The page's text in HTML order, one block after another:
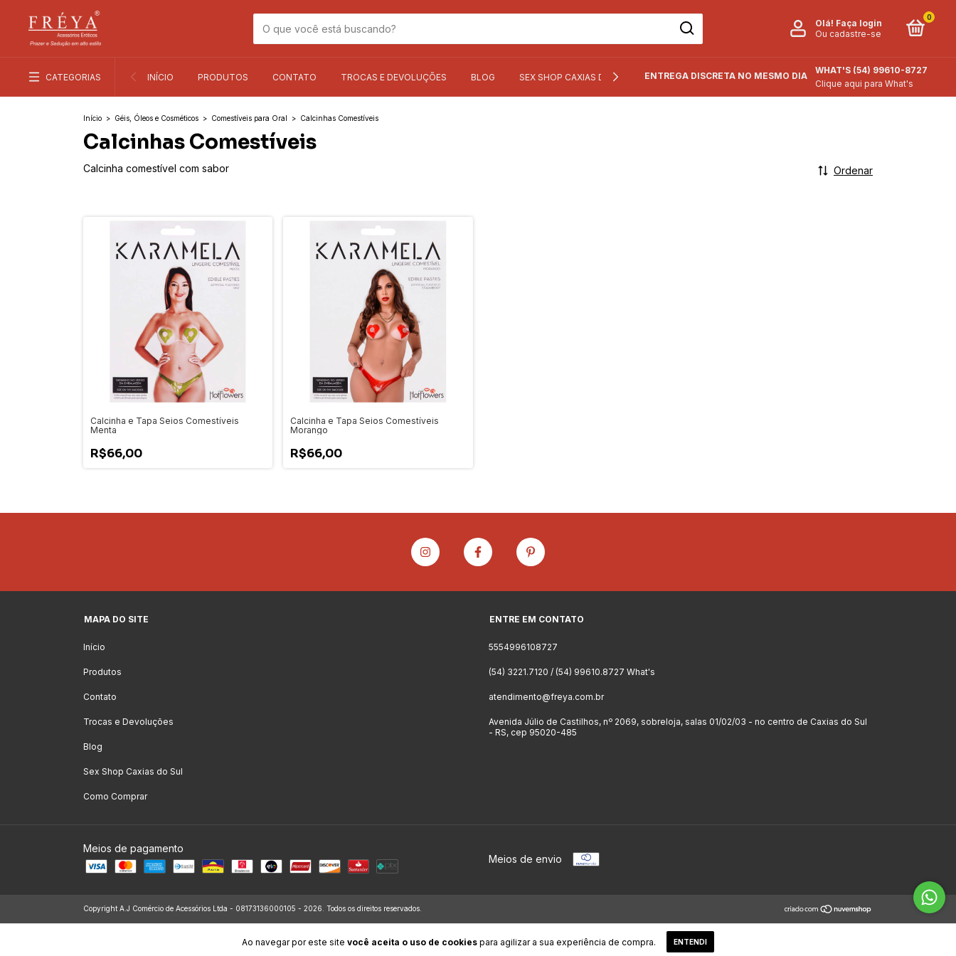
Olá! Faça login
Ou cadastre-se
0
CATEGORIAS INÍCIO PRODUTOS CONTATO TROCAS E DEVOLUÇÕES BLOG SEX SHOP CAXIAS DO SUL COMO COMPRAR
ENTREGA DISCRETA NO MESMO DIA
WHAT'S (54) 99610-8727
Clique aqui para What's
Ao navegar por este site você aceita o uso de cookies para agilizar a sua experiência de compra. ENTENDI
Início > Géis, Óleos e Cosméticos > Comestíveis para Oral > Calcinhas Comestíveis
Calcinhas Comestíveis
Calcinha comestível com sabor Ordenar
Calcinha e Tapa Seios Comestíveis
Menta
R$66,00
Calcinha e Tapa Seios Comestíveis
Morango
R$66,00
MAPA DO SITE
Início
Produtos
Contato
Trocas e Devoluções
Blog
Sex Shop Caxias do Sul
Como Comprar
ENTRE EM CONTATO
5554996108727
(54) 3221.7120 / (54) 99610.8727 What's
atendimento@freya.com.br
Avenida Júlio de Castilhos, nº 2069, sobreloja, salas 01/02/03 - no centro de Caxias do Sul
- RS, cep 95020-485
Meios de pagamento
Meios de envio
Copyright A.J Comércio de Acessórios Ltda - 08173136000105 - 2026. Todos os direitos reservados.